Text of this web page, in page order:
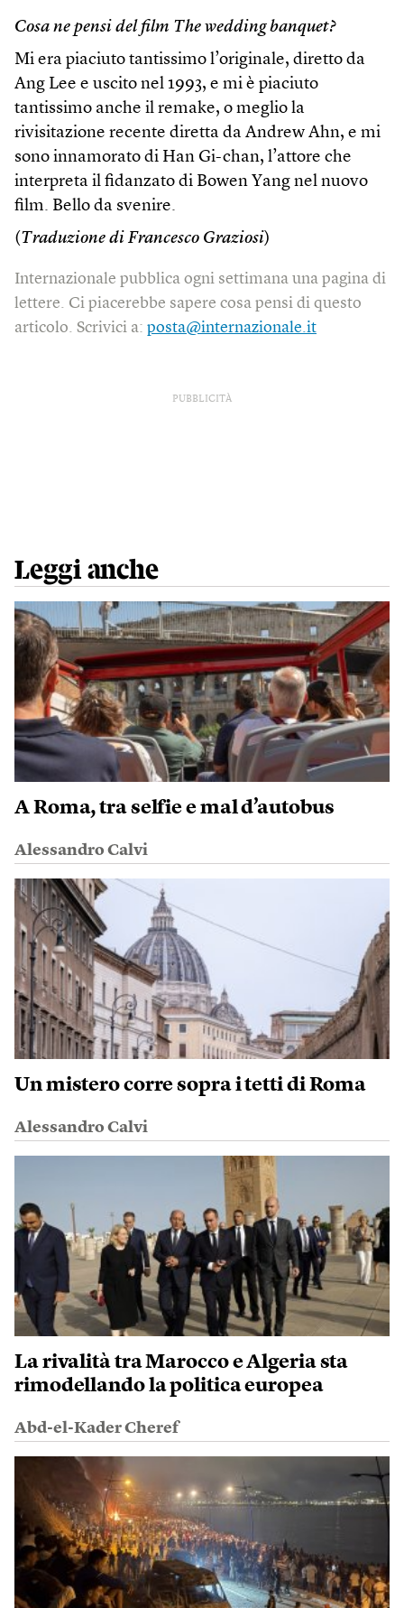
Cosa ne pensi del film The wedding banquet?
Mi era piaciuto tantissimo l’originale, diretto da
Ang Lee e uscito nel 1993, e mi è piaciuto
tantissimo anche il remake, o meglio la
rivisitazione recente diretta da Andrew Ahn, e mi
sono innamorato di Han Gi-chan, l’attore che
interpreta il fidanzato di Bowen Yang nel nuovo
film. Bello da svenire.
(Traduzione di Francesco Graziosi)
Internazionale pubblica ogni settimana una pagina di
lettere. Ci piacerebbe sapere cosa pensi di questo
articolo. Scrivici a: posta@internazionale.it
PUBBLICITÀ
Leggi anche
A Roma, tra selfie e mal d’autobus
Alessandro Calvi
Un mistero corre sopra i tetti di Roma
Alessandro Calvi
La rivalità tra Marocco e Algeria sta
rimodellando la politica europea
Abd-el-Kader Cheref